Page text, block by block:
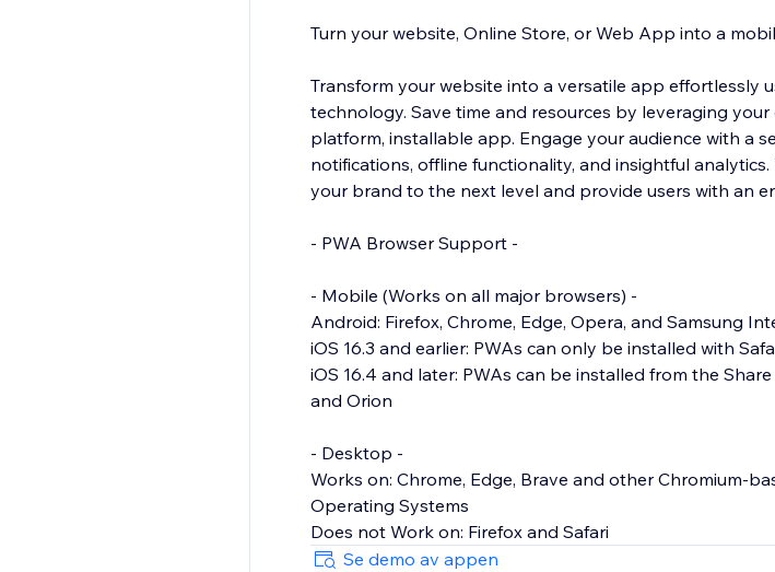
Turn your website, Online Store, or Web App into a
Transform your website into a versatile app effortlessly
technology. Save time and resources by leveraging
platform, installable app. Engage your audience with a
notifications, offline functionality, and insightful
your brand to the next level and provide users with an
- PWA Browser Support -
- Mobile (Works on all major browsers) -
Android: Firefox, Chrome, Edge, Opera, and Samsung
iOS 16.3 and earlier: PWAs can only be installed with
iOS 16.4 and later: PWAs can be installed from the
and Orion
- Desktop -
Works on: Chrome, Edge, Brave and other Chromium-
Operating Systems
Does not Work on: Firefox and Safari
Se demo av appen